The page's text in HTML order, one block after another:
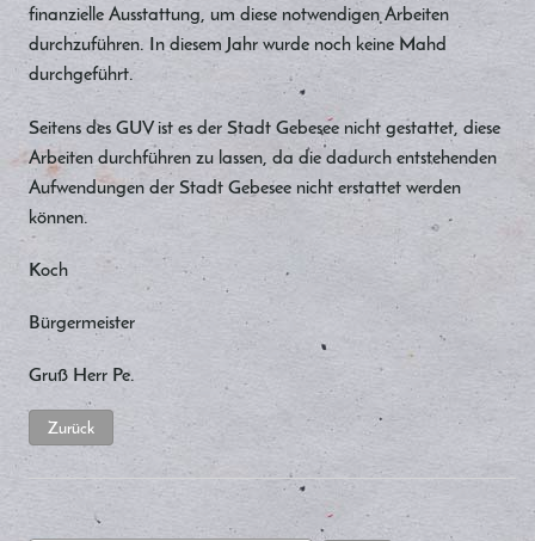
finanzielle Ausstattung, um diese notwendigen Arbeiten
durchzuführen. In diesem Jahr wurde noch keine Mahd
durchgeführt.
Seitens des GUV ist es der Stadt Gebesee nicht gestattet, diese
Arbeiten durchführen zu lassen, da die dadurch entstehenden
Aufwendungen der Stadt Gebesee nicht erstattet werden
können.
Koch
Bürgermeister
Gruß Herr Pe.
Zurück